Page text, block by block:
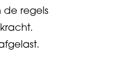
de regels